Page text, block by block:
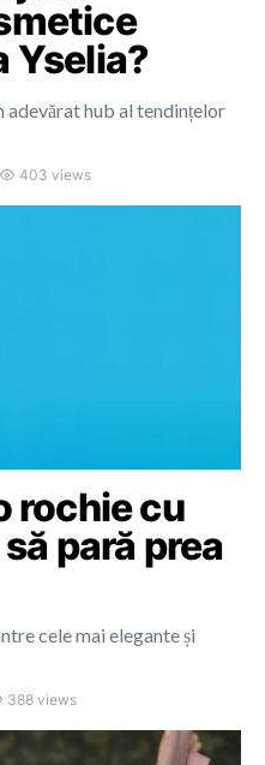
Yselia?
adevărat hub al tendințelor
403 views
rochie cu
pară prea
cele mai elegante și
388 views